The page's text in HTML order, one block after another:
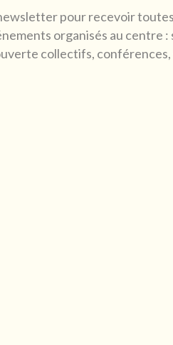
pour recevoir
organisés au centre :
collectifs, conférences,